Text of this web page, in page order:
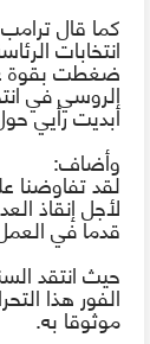
كما قال
انتخابات الرئاسة
ضغطت بقوة
الروسي في
أبديترأيي
وأضاف:
لقد تفاوضنا
لأجلإنقاذقدما في
حيثانتقد
الفور هذا
موثوقا به.